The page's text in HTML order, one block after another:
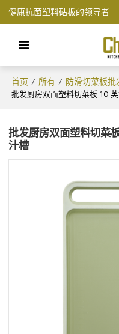
健康抗菌塑料砧板的领导者
首页 / 所有 / 防滑切菜板批
批发厨房双面塑料切菜板 10
批发厨房双面塑料切菜
汁槽